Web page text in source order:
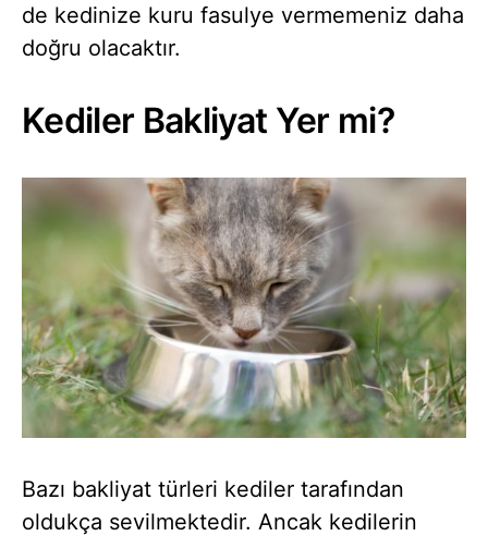
de kedinize kuru fasulye vermemeniz daha
doğru olacaktır.
Kediler Bakliyat Yer mi?
Bazı bakliyat türleri kediler tarafından
oldukça sevilmektedir. Ancak kedilerin